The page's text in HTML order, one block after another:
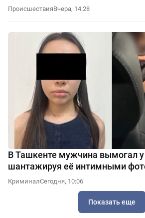
ПроисшествияВчера, 14:28
В Ташкенте мужчина вымогал
шантажируя её интимными
КриминалСегодня, 10:06
Показать еще